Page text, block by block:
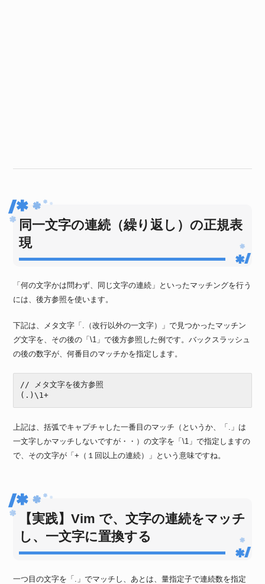
同一文字の連続（繰り返し）の正規表
現
「何の文字かは問わず、同じ文字の連続」といったマッチングを行う
には、後方参照を使います。
下記は、メタ文字「.（改行以外の一文字）」で見つかったマッチン
グ文字を、その後の「\1」で後方参照した例です。バックスラッシュ
の後の数字が、何番目のマッチかを指定します。
// メタ文字を後方参照
(.)\1+
上記は、括弧でキャプチャした一番目のマッチ（というか、「.」は
一文字しかマッチしないですが・・）の文字を「\1」で指定しますの
で、その文字が「+（１回以上の連続）」という意味ですね。
【実践】Vim で、文字の連続をマッチ
し、一文字に置換する
一つ目の文字を「.」でマッチし、あとは、量指定子で連続数を指定